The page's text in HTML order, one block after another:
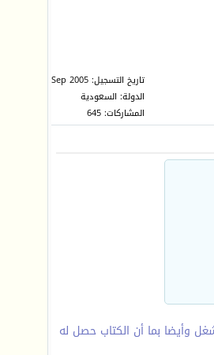
تاريخ التسجيل: Sep 2005
الدولة: السعودية
المشاركات: 645
وأيضا بما أن الكتاب حصل له